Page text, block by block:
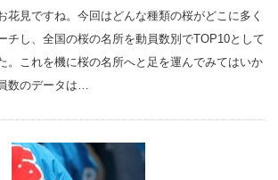
花見ですね。今回はどんな種類の桜がどこに多く
チし、全国の桜の名所を動員数別でTOP10として
。これを機に桜の名所へと足を運んでみてはいか
数のデータは…